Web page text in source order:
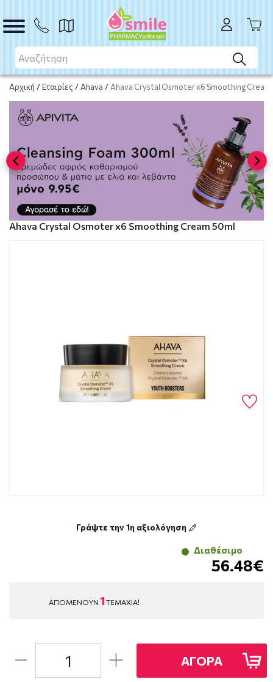
Αρχική /Εταιρίες / Ahava / Ahava Crystal Osmoter x6 Smoothing
ΑΓΟΡΑ
Ahava Crystal Osmoter x6 Smoothing Cream 50ml
Γράψτε την 1η αξιολόγηση
Διαθέσιμο
56.48€
ΑΠΟΜΕΝΟΥΝ 1 ΤΕΜΑΧΙΑ!
ΑΓΟΡΑ